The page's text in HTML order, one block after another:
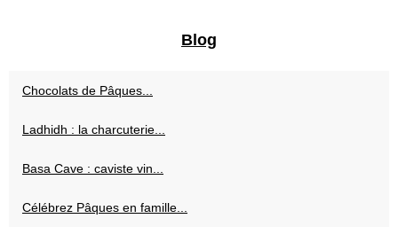
Blog
Chocolats de Pâques...
Ladhidh : la charcuterie...
Basa Cave : caviste vin...
Célébrez Pâques en famille...